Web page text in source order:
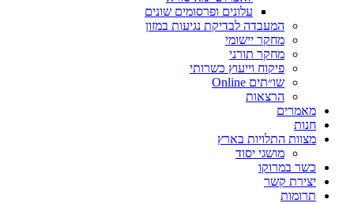
עלונים ופרסומים שונים
המעבדה לבדיקת נגיעות במזון
מחקר יישומי
מחקר תורני
פיקוח וייעוץ כשרותי
שו״תים Online
הרצאות
מאמרים
חנות
מצוות התלויות בארץ
מושגי יסוד
כשר במרוקו
יצירת קשר
תרומות